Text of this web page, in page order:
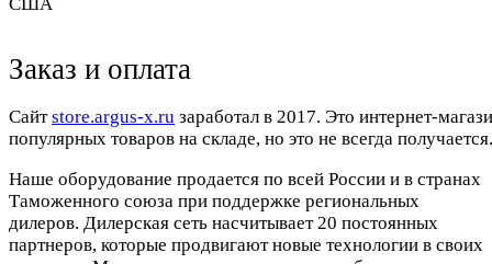
Заказ и оплата
Cайтstore.argus-x.ru заработал в 2017. Это интернет-
популярных товаров на складе, но это не всегда
Наше оборудование продается по всей России и в странах
Таможенного союза при поддержке региональных
дилеров. Дилерская сеть насчитывает 20 постоянных
партнеров, которые продвигают новые технологии в своих